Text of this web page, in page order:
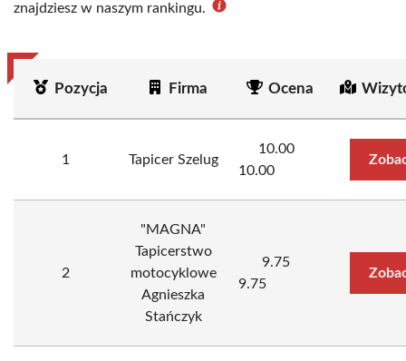
znajdziesz w naszym rankingu.
Pozycja Firma Ocena
1 Tapicer Szelug
10.00
10.00
2
"MAGNA"
Tapicerstwo
motocyklowe
Agnieszka
Stańczyk
9.75
9.75